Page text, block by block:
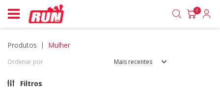
0
produtos mulher
Ordenar por Mais recentes
Filtros